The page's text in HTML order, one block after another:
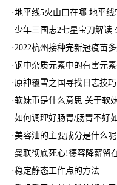
·地平线5火山口在哪 地平线
· 少年三国志2七星宝刀解读
·2022杭州接种完新冠疫苗
·钢中杂质元素中的有害元
· 原神覆雪之国寻找日志技
·软妹币是什么意思 关于软
·如何调理好肠胃/肠胃不好
·美容油的主要成分是什么呢
· 曼联彻底死心!德容降薪留
·稳定静态工作点的方法